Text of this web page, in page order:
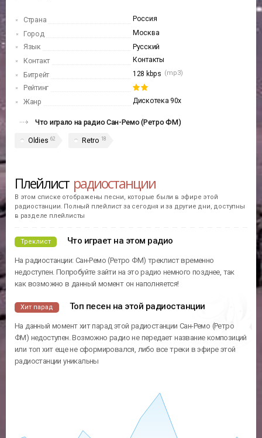
Страна
Россия
Город
Москва
Язык
Русский
Контакт
Контакты
Битрейт
128 kbps (mp3)
Рейтинг
Жанр
Дискотека 90х
Что играло на радио Сан-Ремо (Ретро ФМ)
Oldies 62 Retro 18
Плейлист радиостанции
В этом списке отображены песни, которые были в эфире этой
радиостанции. Полный плейлист за сегодня и за другие дни, доступны
в разделе плейлисты
Треклист Что играет на этом радио
На радиостанции: Сан-Ремо (Ретро ФМ) треклист временно
недоступен. Попробуйте зайти на это радио немного позднее, так
как возможно в данный момент он наполняется!
Хит парад Топ песен на этой радиостанции
На данный момент хит парад этой радиостанции Сан-Ремо (Ретро
ФМ) недоступен. Возможно радио не передает название композиций
или топ хит еще не сформировался, либо все треки в эфире этой
радиостанции уникальны